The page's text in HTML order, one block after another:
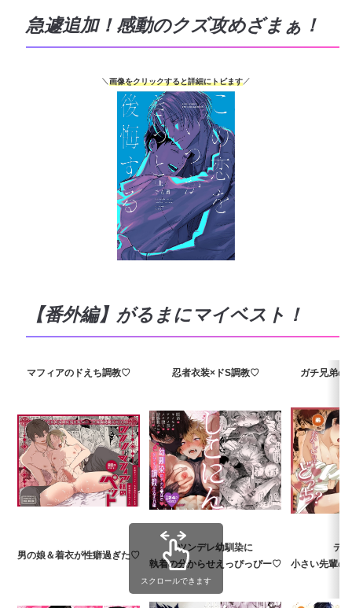
急遽追加！感動のクズ攻めざまぁ！
＼画像をクリックすると詳細にトビます／
【番外編】がるまにマイベスト！
マフィアのドえち調教♡ 忍者衣装×ドS調教♡ ガチ兄弟
男の娘＆着衣が性癖過ぎた♡
ツンデレ幼馴染に
執着の分からせえっぴっぴー♡
デ
小さい先輩の
スクロールできます